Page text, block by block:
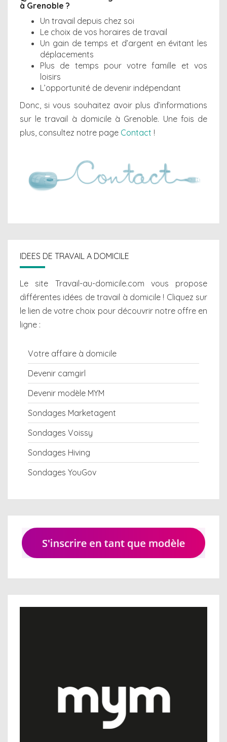
à Grenoble ?
Un travail depuis chez soi
Le choix de vos horaires de travail
Un gain de temps et d’argent en évitant les
déplacements
Plus de temps pour votre famille et vos
loisirs
L’opportunité de devenir indépendant
Donc, si vous souhaitez avoir plus d’informations
sur le travail à domicile à Grenoble. Une fois de
plus, consultez notre page Contact !
IDEES DE TRAVAIL A DOMICILE
Le site Travail-au-domicile.com vous propose
différentes idées de travail à domicile! Cliquez sur
le lien de votre choix pour découvrir notre offre en
ligne :
Votre affaire à domicile
Devenir camgirl
Devenir modèle MYM
Sondages Marketagent
Sondages Voissy
Sondages Hiving
Sondages YouGov